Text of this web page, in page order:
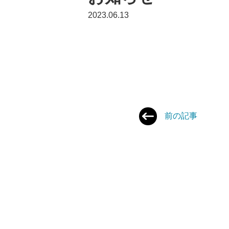
2023.06.13
前の記事